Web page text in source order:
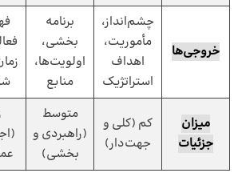
خروجی‌ها
چشم‌انداز،
مأموریت،
اهداف
استراتژیک
برنامه
بخشی،
اولویت‌ها،
منابع
میزان
جزئیات
کم (کلی و
جهت‌دار)
متوسط
(راهبردی و
بخشی)